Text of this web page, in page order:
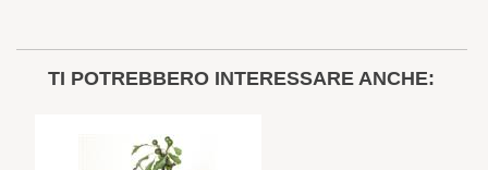
TI POTREBBERO INTERESSARE ANCHE: